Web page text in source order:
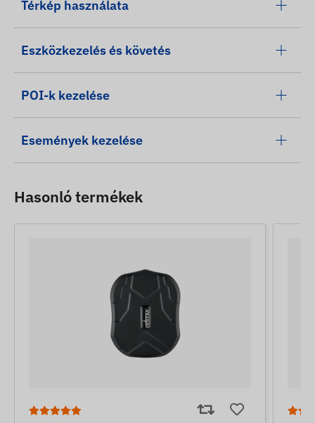
Térkép használata
Eszközkezelés és követés
POI-k kezelése
Események kezelése
Hasonló termékek